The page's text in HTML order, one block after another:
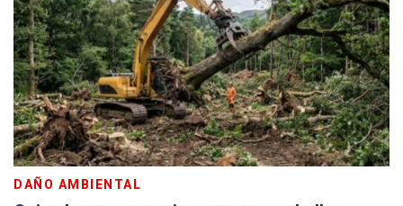
DAÑO AMBIENTAL